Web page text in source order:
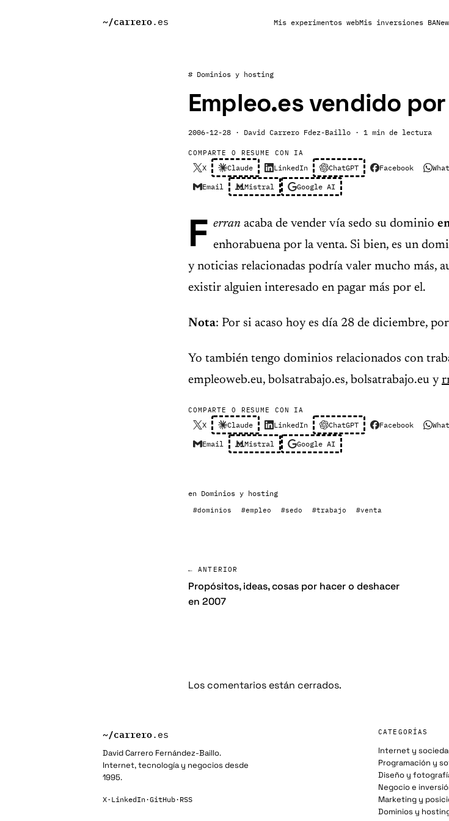
~/carrero.es Mis experimentos webMis inversiones BA
# Dominios y hosting
Empleo.es vendido
2006-12-28 · David Carrero Fdez-Baillo · 1 min de lectura
COMPARTE O RESUME CON IA
X Claude LinkedIn ChatGPT Facebook
Email Mistral Google AI
F erran acaba de vender vía sedo su dominio
enhorabuena por la venta. Si bien, es un
y noticias relacionadas podría valer mucho más,
existir alguien interesado en pagar más por el.
Nota: Por si acaso hoy es día 28 de diciembre,
Yo también tengo dominios relacionados con
empleoweb.eu, bolsatrabajo.es, bolsatrabajo.eu y
COMPARTE O RESUME CON IA
X Claude LinkedIn ChatGPT Facebook
Email Mistral Google AI
en Dominios y hosting
#dominios #empleo #sedo #trabajo #venta
← ANTERIOR
Propósitos, ideas, cosas por hacer o deshacer
en 2007
Los comentarios están cerrados.
~/carrero.es
David Carrero Fernández-Baillo.
Internet, tecnología y negocios desde
1995.
X· LinkedIn·GitHub· RSS
CATEGORÍAS
Internet y
Programación y
Diseño y
Negocio e
Marketing y
Dominios y